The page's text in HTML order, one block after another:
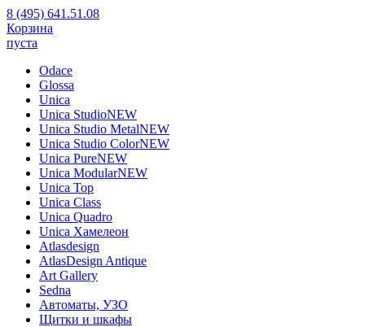
8 (495) 641.51.08
Корзина
пуста
Odace
Glossa
Unica
Unica StudioNEW
Unica Studio MetalNEW
Unica Studio ColorNEW
Unica PureNEW
Unica ModularNEW
Unica Top
Unica Class
Unica Quadro
Unica Хамелеон
Atlasdesign
AtlasDesign Antique
Art Gallery
Sedna
Автоматы, УЗО
Щитки и шкафы